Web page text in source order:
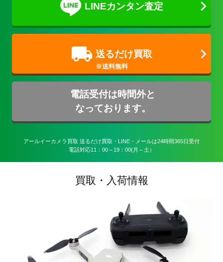
LINEカンタン査定
送るだけ買取
電話受付は時間外と
なっております。
アールイーカメラ買取 送るだけ買取・LINE・メールは24時間365日受付
電話対応11：00～19：00(月～土）
買取・入荷情報